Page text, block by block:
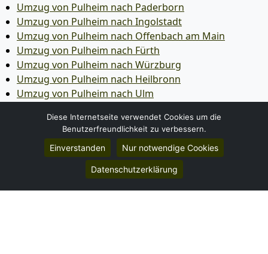
Umzug von Pulheim nach Paderborn
Umzug von Pulheim nach Ingolstadt
Umzug von Pulheim nach Offenbach am Main
Umzug von Pulheim nach Fürth
Umzug von Pulheim nach Würzburg
Umzug von Pulheim nach Heilbronn
Umzug von Pulheim nach Ulm
Umzug von Pulheim nach Wolfsburg
Umzug von Pulheim nach Bottrop
Umzug von Pulheim nach Göttingen
Umzug von Pulheim nach Reutlingen
Umzug von Pulheim nach Bremer­haven
Umzug von Pulheim nach Koblenz
Diese Internetseite verwendet Cookies um die
Benutzerfreundlichkeit zu verbessern.
Einverstanden Nur notwendige Cookies
Datenschutzerklärung